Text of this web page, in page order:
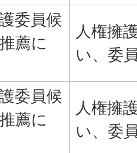
委員候
薦に
人権擁
い、委
委員候
薦に
人権擁
い、委